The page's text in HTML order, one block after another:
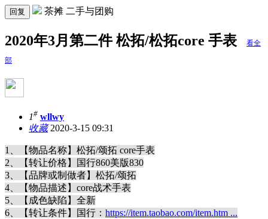
回复 茶摊 二手与团购
2020年3月第二件 松拓/松拓core 手表 看全
部
1# wllwy
收藏2020-3-15 09:31
1、【物品名称】松拓/颂拓 core手表
2、【转让价格】国行860美版830
3、【品牌或制做者】 松拓/颂拓
4、【物品描述】core战术手表
5、【成色缺陷】全新
6、【转让条件】国行： https://item.taobao.com/item.htm ...